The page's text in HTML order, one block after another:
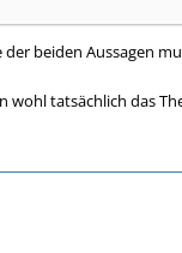
der beiden Aussagen
wohl tatsächlich das